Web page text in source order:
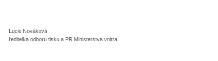
Lucie Nováková
ředitelka odboru tisku a PR Ministerstva vnitra